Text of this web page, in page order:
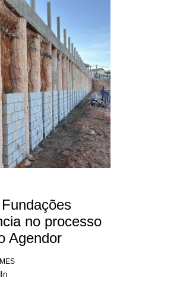
no processo
Agendor